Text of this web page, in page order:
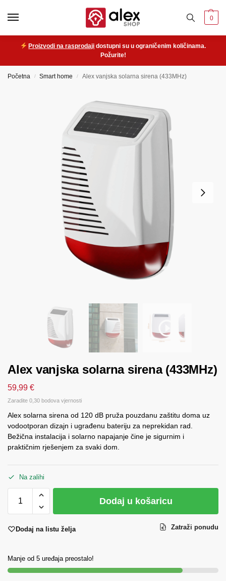
0
Proizvodi na rasprodaji dostupni su u ograničenim količinama.
Požurite!
Početna / Smart home / Alex vanjska solarna sirena (433MHz)
Alex vanjska solarna sirena (433MHz)
59,99 €
Zaradite 0,30 bodova vjernosti
Alex solarna sirena od 120 dB pruža pouzdanu zaštitu doma uz
vodootporan dizajn i ugrađenu bateriju za neprekidan rad.
Bežična instalacija i solarno napajanje čine je sigurnim i
praktičnim rješenjem za svaki dom.
Na zalihi
Dodaj u košaricu
Zatraži ponudu
Dodaj na listu želja
Manje od 5 uređaja preostalo!